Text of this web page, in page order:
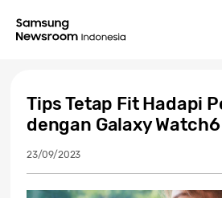
Tips Tetap Fit Hadapi
dengan Galaxy
23/09/2023